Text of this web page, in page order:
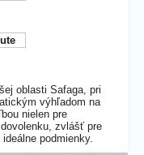
oblasti Safaga, pri
výhľadom na
nielen pre
zvlášť pre
podmienky.